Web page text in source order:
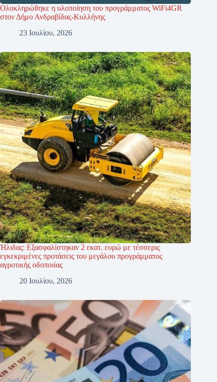
Ολοκληρώθηκε η υλοποίηση του προγράμματος WiFi4GR
στον Δήμο Ανδραβίδας-Κυλλήνης
23 Ιουλίου, 2026
Ήλιδας: Εξασφαλίστηκαν 2 εκατ. ευρώ με τέσσερις
εγκεκριμένες προτάσεις του μεγάλου προγράμματος
αγροτικής οδοποιίας
20 Ιουλίου, 2026